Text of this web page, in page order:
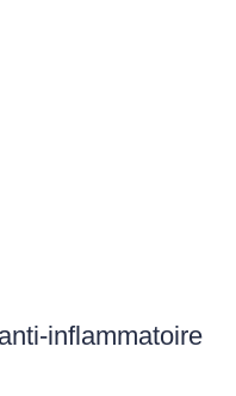
inflammatoire